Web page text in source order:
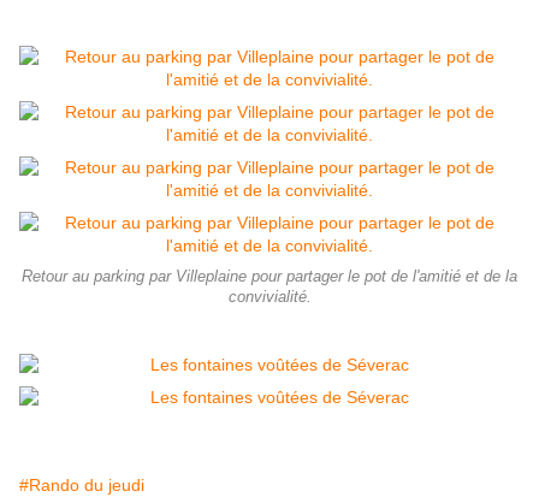
Retour au parking par Villeplaine pour partager le pot de l'amitié et de la
convivialité.
#Rando du jeudi